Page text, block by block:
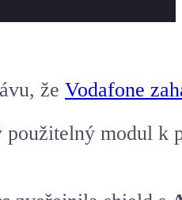
že Vodafone
použitelný modul k